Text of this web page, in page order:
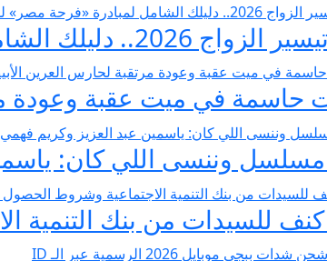
الشامل لمبادرة «فرحة مصر» لدعم تجهيز العرائس
حاسمة في ميت عقبة وعودة
وننسى اللي كان:
للسيدات من بنك التنمية